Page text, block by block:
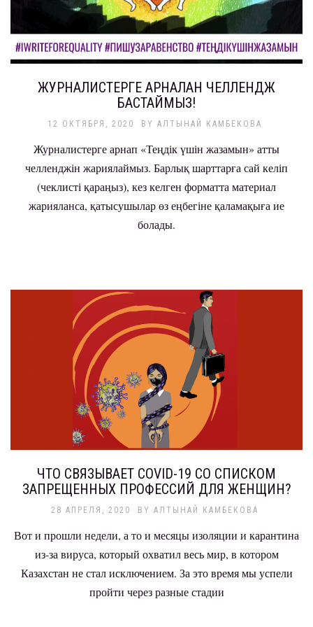
ЖУРНАЛИСТЕРГЕ АРНАЛҒАН ЧЕЛЛЕНДЖ
БАСТАЙМЫЗ!
12 ОКТЯБРЯ, 2020 BY АЛТЫНАЙ КАМБЕКОВА
Журналистерге арнап «Теңдік үшін жазамын» атты
челленджін жариялаймыз. Барлық шарттарға сай келіп
(чеклисті қараңыз), кез келген форматта материал
жарияланса, қатысушылар өз еңбегіне қаламақыға ие
болады.
ЧТО СВЯЗЫВАЕТ COVID-19 СО СПИСКОМ
ЗАПРЕЩЕННЫХ ПРОФЕССИЙ ДЛЯ ЖЕНЩИН?
28 АПРЕЛЯ, 2020 BY АЛТЫНАЙ КАМБЕКОВА
Вот и прошли недели, а то и месяцы изоляции и карантина
из-за вируса, который охватил весь мир, в котором
Казахстан не стал исключением. За это время мы успели
пройти через разные стадии